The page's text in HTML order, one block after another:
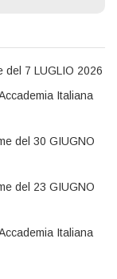
del 7 LUGLIO 2026
Italiana
del 30 GIUGNO
del 23 GIUGNO
Italiana